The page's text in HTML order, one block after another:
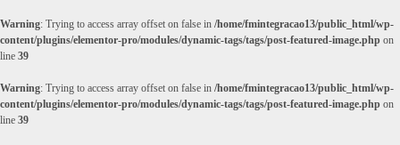
Warning: Trying to access array offset on false in /home/fmintegracao13/public_html/wp-
content/plugins/elementor-pro/modules/dynamic-tags/tags/post-featured-image.php on
line 39
Warning: Trying to access array offset on false in /home/fmintegracao13/public_html/wp-
content/plugins/elementor-pro/modules/dynamic-tags/tags/post-featured-image.php on
line 39